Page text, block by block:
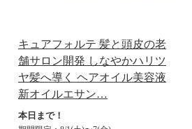
キュアフォルテ 髪と頭皮の老
舗サロン開発 しなやかハリツ
ヤ髪へ導く ヘアオイル美容液
新オイルエサン…
本日まで！